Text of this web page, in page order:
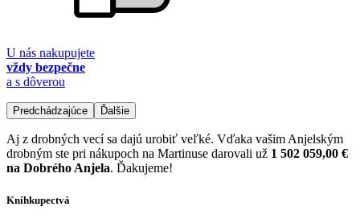
U nás nakupujete
vždy bezpečne
a s dôverou
Predchádzajúce Ďalšie
Aj z drobných vecí sa dajú urobiť veľké. Vďaka vašim Anjelským
drobným ste pri nákupoch na Martinuse darovali už 1 502 059,00 €
na Dobrého Anjela. Ďakujeme!
Kníhkupectvá